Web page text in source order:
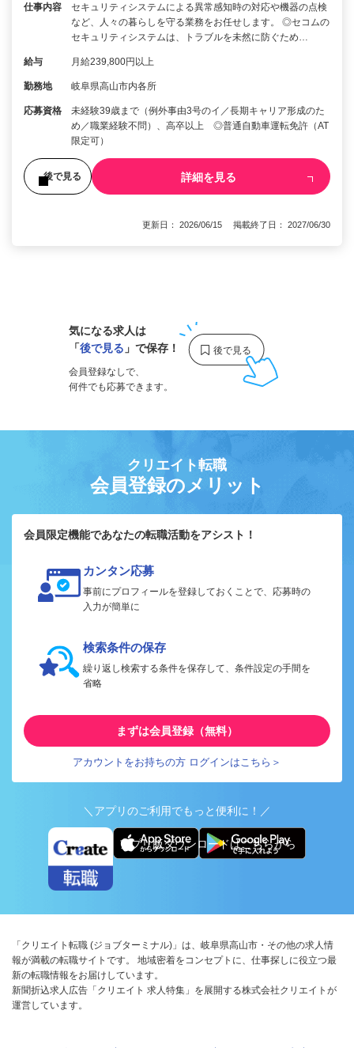
仕事内容
セキュリティシステムによる異常感知時の対応や機器の点検
など、人々の暮らしを守る業務をお任せします。 ◎セコムの
セキュリティシステムは、トラブルを未然に防ぐため…
給与 月給239,800円以上
勤務地 岐阜県高山市内各所
応募資格
未経験39歳まで（例外事由3号のイ／長期キャリア形成のた
め／職業経験不問）、高卒以上 ◎普通自動車運転免許（AT
限定可）
後で見る 詳細を見る
更新日： 2026/06/15 掲載終了日： 2027/06/30
気になる求人は
「後で見る 」で保存！
会員登録なしで、
何件でも応募できます。
クリエイト転職
会員登録のメリット
会員限定機能であなたの転職活動をアシスト！
カンタン応募
事前にプロフィールを登録しておくことで、応募時の
入力が簡単に
検索条件の保存
繰り返し検索する条件を保存して、条件設定の手間を
省略
まずは会員登録（無料）
アカウントをお持ちの方 ログインはこちら＞
＼アプリのご利用でもっと便利に！／
アプリ版ダウンロードはこちらから
「クリエイト転職 (ジョブターミナル)」は、岐阜県高山市・その他の求人情
報が満載の転職サイトです。 地域密着をコンセプトに、仕事探しに役立つ最
新の転職情報をお届けしています。
新聞折込求人広告「クリエイト 求人特集」を展開する株式会社クリエイトが
運営しています。